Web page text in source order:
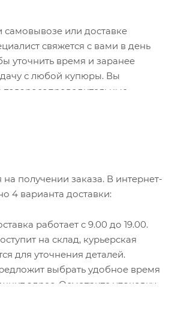
или доставке
свяжется с вами в день
уточнить время и заранее
с любой купюры. Вы
товаросопроводительные
денежные средства,
на сервер системы ASSIST.
номер карты, срок действия
при онлайн-заказе:
и Яндекс.Деньги. Для
система перенаправит вас
сервиса. Здесь
форму по инструкции.
получении заказа. В интернет-
4 варианта доставки:
работает с 9.00 до 19.00.
на склад, курьерская
для уточнения деталей.
выбрать удобное время
адрес. Осмотрите упаковку
и соответствие указанной